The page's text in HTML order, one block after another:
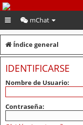
PeruVoley.com
mChat
Índice general
IDENTIFICARSE
Nombre de Usuario:
Contraseña: